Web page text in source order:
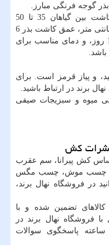
گوجه فرنگی مبارز.
آموزش کاشت گوجه فرنگی: فاصله کاشت بین گیاهان 35 تا 50
سانتی متر فاصله بین ردیف کاشت 60 سانتی متر، عمق کاشت بذر 6
میلی متر، مدت زمان جوانه زنی 6 تا 10 روز، و دمای مناسب برای
و پیاز قرمز است. برای
برند در ارتباط باشید.
میوه و سبزیجات صیفی
کش
کش پیرانا، سم عقرب
چسب موش، چسب مگس
در فروشگاه نهال برند،
تضمین شده و با
فروشگاه نهال برند در
ارتباط باشید. فروشگاه نهال برند 24 ساعته پاسخگوی سوالات